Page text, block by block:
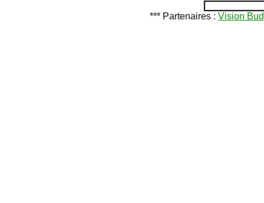
*** Partenaires : Vision